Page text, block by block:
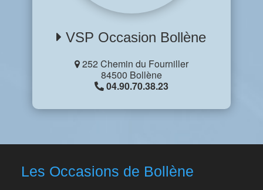
VSP Occasion Bollène
252 Chemin du Fourniller
84500 Bollène
04.90.70.38.23
Les Occasions de Bollène